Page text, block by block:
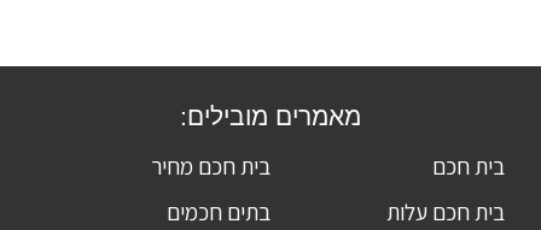
מאמרים מובילים:
בית חכם
בית חכם מחיר
בית חכם עלות
בתים חכמים